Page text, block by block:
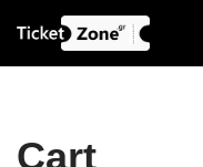
Cart